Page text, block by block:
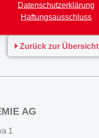
Datenschutzerklärung
Haftungsausschluss
Zurück zur Übersicht
AG
1